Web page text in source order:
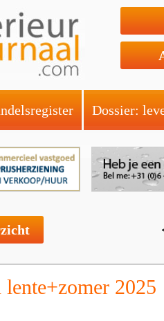
Dossier:
2025